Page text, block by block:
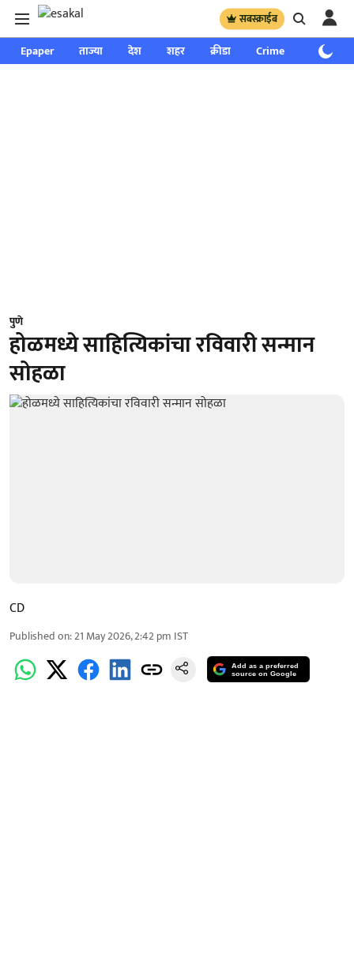
सबस्क्राईब
Epaper ताज्या देश शहर क्रीडा Crime साप्ताहिक
पुणे
होळमध्ये साहित्यिकांचा रविवारी सन्मान
सोहळा
CD
Published on:21 May 2026, 2:42 pm IST
Add as a preferred
source on Google